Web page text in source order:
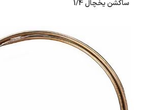
ساکشن یخچال 1/4